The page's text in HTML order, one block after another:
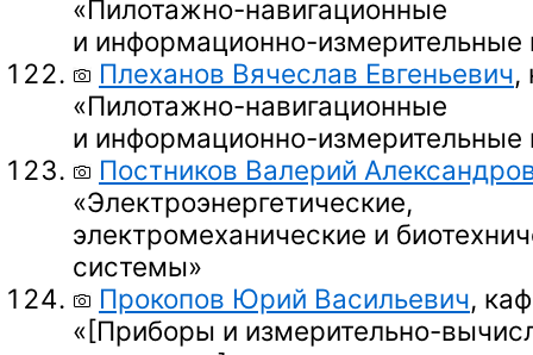
«Пилотажно-навигационные
и информационно-измерительные
Плеханов Вячеслав Евгеньевич,
«Пилотажно-навигационные
и информационно-измерительные
Постников Валерий
«Электроэнергетические,
электромеханические и
системы»
Прокопов Юрий Васильевич,
«[Приборы и измерительно-